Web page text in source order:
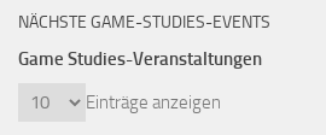
NÄCHSTE GAME-STUDIES-EVENTS
Game Studies-Veranstaltungen
Einträge anzeigen